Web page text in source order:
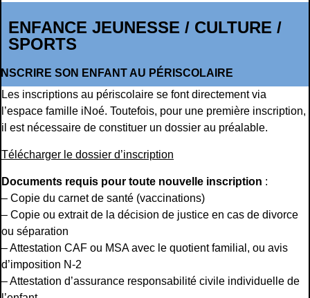
ENFANCE JEUNESSE / CULTURE /
SPORTS
SON ENFANT AU PÉRISCOLAIRE
Les inscriptions au périscolaire se font directement via
l’espace famille iNoé. Toutefois, pour une première inscription,
il est nécessaire de constituer un dossier au préalable.
Télécharger le dossier d’inscription
Documents requis pour toute nouvelle inscription :
– Copie du carnet de santé (vaccinations)
– Copie ou extrait de la décision de justice en cas de divorce
ou séparation
– Attestation CAF ou MSA avec le quotient familial, ou avis
d’imposition N-2
– Attestation d’assurance responsabilité civile individuelle de